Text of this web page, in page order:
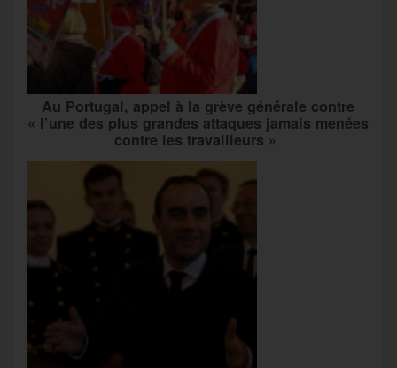
Au Portugal, appel à la grève générale contre
« l’une des plus grandes attaques jamais menées
contre les travailleurs »